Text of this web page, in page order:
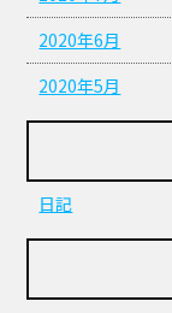
2020年6月
2020年5月
日記